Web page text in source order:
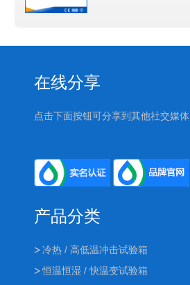
在线分享
点击下面按钮可分享到其他社交媒体
产品分类
冷热 / 高低温冲击试验箱
恒温恒湿 / 快温变试验箱